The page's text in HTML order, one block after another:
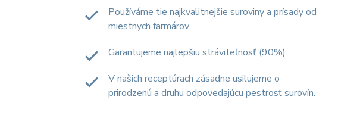
Používáme tie najkvalitnejšie suroviny a prísady od
miestnych farmárov.
Garantujeme najlepšiu stráviteľnosť (90%).
V našich receptúrach zásadne usilujeme o
prirodzenú a druhu odpovedajúcu pestrosť surovín.